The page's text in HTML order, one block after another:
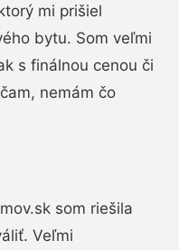
mi prišiel
bytu. Som veľmi
s finálnou cenou či
nemám čo
som riešila
Veľmi